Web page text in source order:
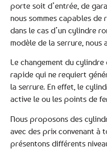
porte soit d’entrée, de
nous sommes capables de
dans le cas d’un cylindre
modèle de la serrure, nous
Le changement du
rapide qui ne requiert
la serrure. En effet, le
active le ou les points de
Nous proposons des
avec des prix convenant à
présentons différents